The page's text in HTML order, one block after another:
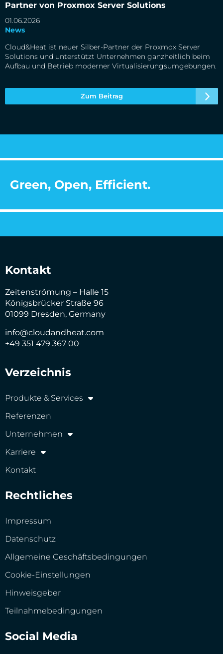
Partner von Proxmox Server Solutions
01.06.2026
News
Cloud&Heat ist neuer Silber-Partner der Proxmox Server
Solutions und unterstützt Unternehmen ganzheitlich beim
Aufbau und Betrieb moderner Virtualisierungsumgebungen.
Zum Beitrag
Green, Open, Efficient.
Kontakt
Zeitenströmung – Halle 15
Königsbrücker Straße 96
01099 Dresden, Germany
info@cloudandheat.com
+49 351 479 367 00
Verzeichnis
Produkte & Services
Referenzen
Unternehmen
Karriere
Kontakt
Rechtliches
Impressum
Datenschutz
Allgemeine Geschäftsbedingungen
Cookie-Einstellungen
Hinweisgeber
Teilnahmebedingungen
Social Media